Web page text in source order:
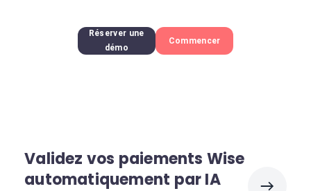
Réserver une
démo
Commencer
Validez vos paiements Wise
automatiquement par IA